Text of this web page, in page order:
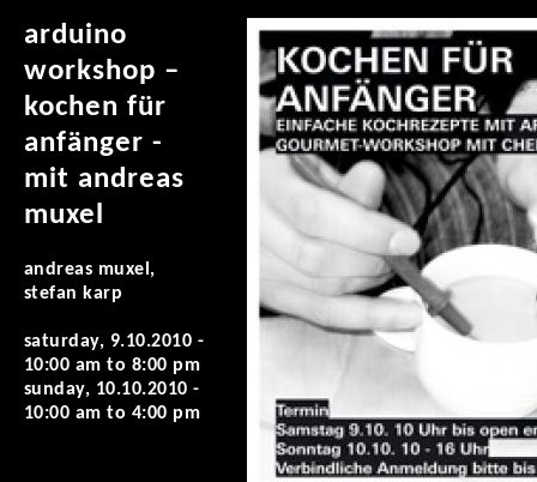
arduino
workshop –
kochen für
anfänger -
mit andreas
muxel
andreas muxel,
stefan karp
saturday, 9.10.2010 -
10:00 am to 8:00 pm
sunday, 10.10.2010 -
10:00 am to 4:00 pm